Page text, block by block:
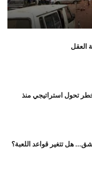
العقل
تحول استراتيجي منذ
هل تتغير قواعد اللعبة؟